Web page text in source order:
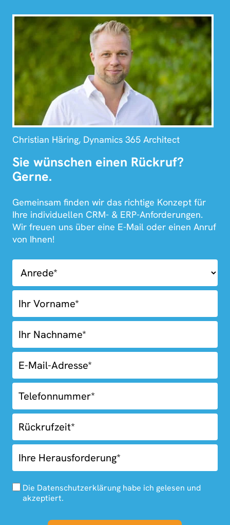
Christian Häring, Dynamics 365 Architect
Sie wünschen einen Rückruf?
Gerne.
Gemeinsam finden wir das richtige Konzept für
Ihre individuellen CRM- & ERP-Anforderungen.
Wir freuen uns über eine E-Mail oder einen Anruf
von Ihnen!
01.02-
Kostenlose
Erstberatung
Rückruf
Box
Die Datenschutzerklärung habe ich gelesen und
akzeptiert.